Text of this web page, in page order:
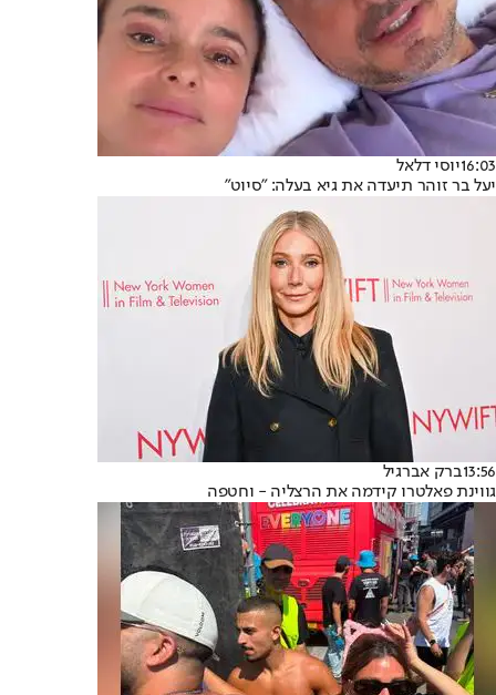
16:03יוסי דלאל
יעל בר זוהר תיעדה את גיא בעלה: "סיוט"
13:56ברק אברגיל
גווינת פאלטרו קידמה את הרצליה - וחטפה